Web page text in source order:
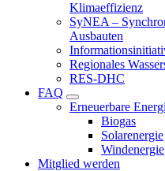
Klimaeffizienz
SyNEA –
Ausbauten
Regionales
RES-DHC
FAQ
Erneuerbare
Biogas
Solarenergie
Windenergie
Mitglied werden